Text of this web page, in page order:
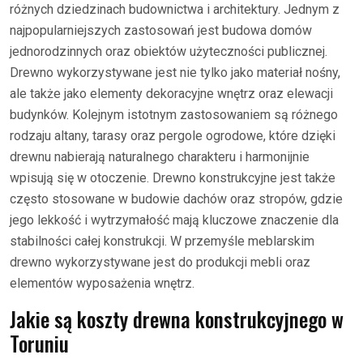
różnych dziedzinach budownictwa i architektury. Jednym z
najpopularniejszych zastosowań jest budowa domów
jednorodzinnych oraz obiektów użyteczności publicznej.
Drewno wykorzystywane jest nie tylko jako materiał nośny,
ale także jako elementy dekoracyjne wnętrz oraz elewacji
budynków. Kolejnym istotnym zastosowaniem są różnego
rodzaju altany, tarasy oraz pergole ogrodowe, które dzięki
drewnu nabierają naturalnego charakteru i harmonijnie
wpisują się w otoczenie. Drewno konstrukcyjne jest także
często stosowane w budowie dachów oraz stropów, gdzie
jego lekkość i wytrzymałość mają kluczowe znaczenie dla
stabilności całej konstrukcji. W przemyśle meblarskim
drewno wykorzystywane jest do produkcji mebli oraz
elementów wyposażenia wnętrz.
Jakie są koszty drewna konstrukcyjnego w
Toruniu